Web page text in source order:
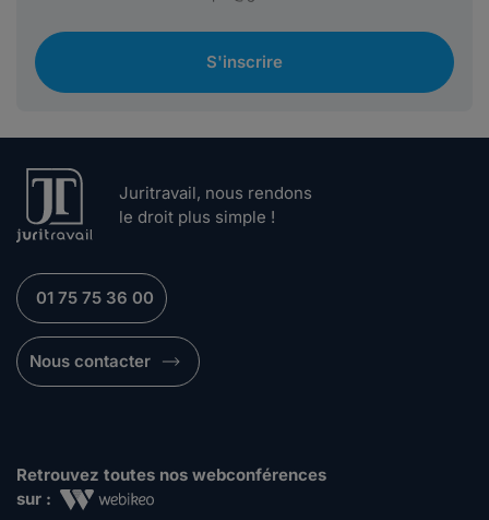
S'inscrire
Juritravail, nous rendons
le droit plus simple !
01 75 75 36 00
Nous contacter
Retrouvez toutes nos webconférences
sur :